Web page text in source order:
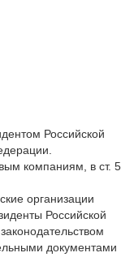
Российской
компаниям, в ст. 5
организации
Российской
документами